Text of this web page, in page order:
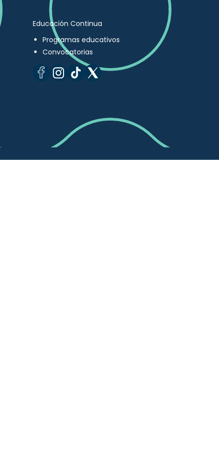
Educación Continua
Programas educativos
Convocatorias